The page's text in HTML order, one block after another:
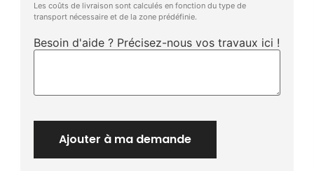
Les coûts de livraison sont calculés en fonction du type de
transport nécessaire et de la zone prédéfinie.
Besoin d'aide ? Précisez-nous vos travaux ici !
Ajouter à ma demande